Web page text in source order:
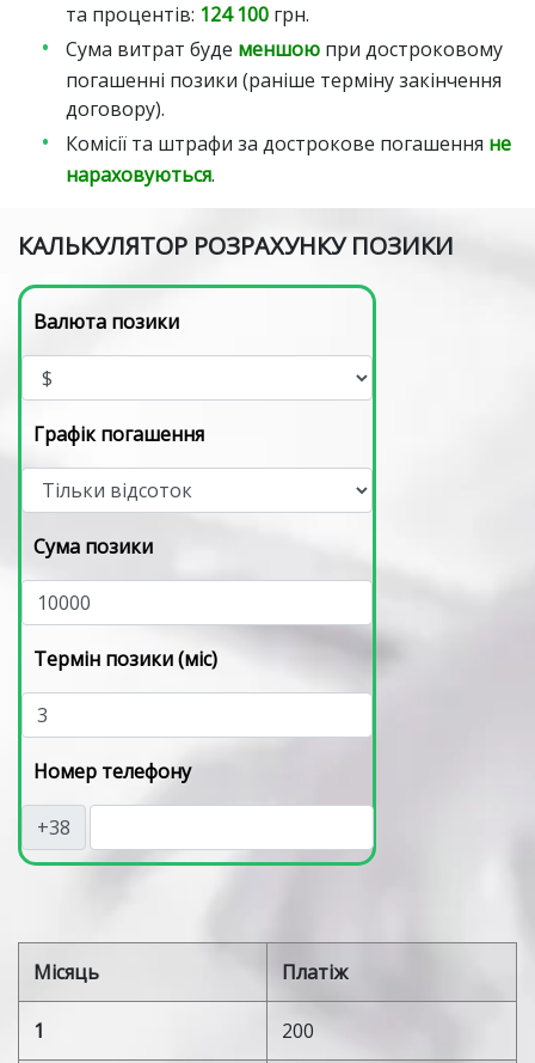
та процентів: 124 100 грн.
Сума витрат буде меншою при достроковому
погашенні позики (раніше терміну закінчення
договору).
Комісії та штрафи за дострокове погашення не
нараховуються.
КАЛЬКУЛЯТОР РОЗРАХУНКУ ПОЗИКИ
Валюта позики
Графік погашення
Сума позики
Термін позики (міс)
Номер телефону
+38
Місяць Платіж
1 200